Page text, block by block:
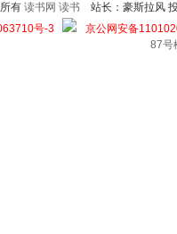
有 读书网 读书
站长：豪斯拉风
号-3
京公网安备
87号